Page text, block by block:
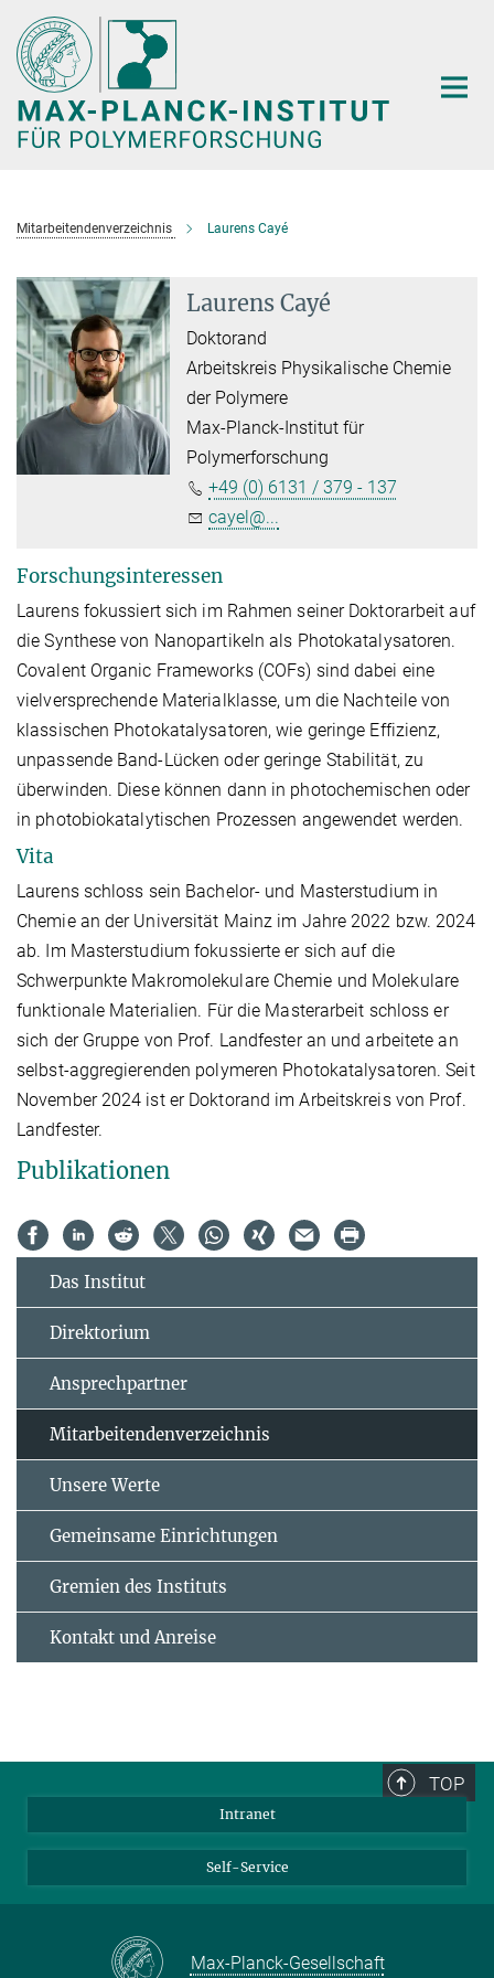
Hauptinhalt
Mitarbeitendenverzeichnis Laurens Cayé
Laurens Cayé
Doktorand
Arbeitskreis Physikalische Chemie
der Polymere
Max-Planck-Institut für
Polymerforschung
+49 (0) 6131 / 379 - 137
cayel@...
Forschungsinteressen
Laurens fokussiert sich im Rahmen seiner Doktorarbeit auf
die Synthese von Nanopartikeln als Photokatalysatoren.
Covalent Organic Frameworks (COFs) sind dabei eine
vielversprechende Materialklasse, um die Nachteile von
klassischen Photokatalysatoren, wie geringe Effizienz,
unpassende Band-Lücken oder geringe Stabilität, zu
überwinden. Diese können dann in photochemischen oder
in photobiokatalytischen Prozessen angewendet werden.
Vita
Laurens schloss sein Bachelor- und Masterstudium in
Chemie an der Universität Mainz im Jahre 2022 bzw. 2024
ab. Im Masterstudium fokussierte er sich auf die
Schwerpunkte Makromolekulare Chemie und Molekulare
funktionale Materialien. Für die Masterarbeit schloss er
sich der Gruppe von Prof. Landfester an und arbeitete an
selbst-aggregierenden polymeren Photokatalysatoren. Seit
November 2024 ist er Doktorand im Arbeitskreis von Prof.
Landfester.
Publikationen
Das Institut
Direktorium
Ansprechpartner
Mitarbeitendenverzeichnis
Unsere Werte
Gemeinsame Einrichtungen
Gremien des Instituts
Kontakt und Anreise
TOP
Intranet
Self-Service
Max-Planck-Gesellschaft